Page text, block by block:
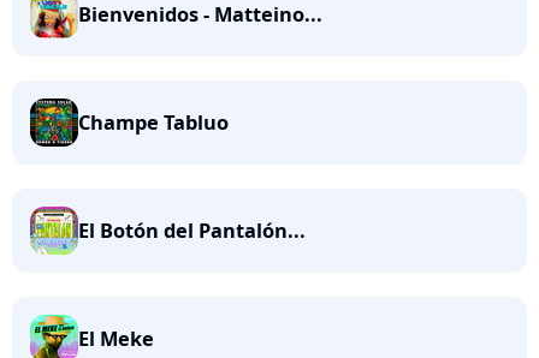
Bienvenidos - Matteino...
Champe Tabluo
El Botón del Pantalón...
El Meke